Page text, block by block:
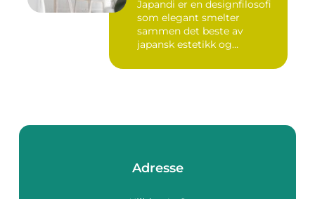
Japandi er en designfilosofi
som elegant smelter
sammen det beste av
japansk estetikk og
Adresse